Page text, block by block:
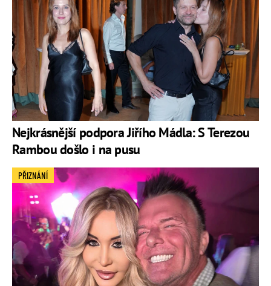
Nejkrásnější podpora Jiřího Mádla: S Terezou
Rambou došlo i na pusu
PŘIZNÁNÍ